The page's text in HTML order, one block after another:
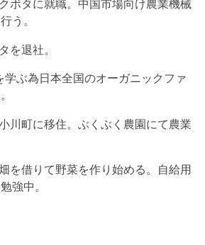
ボタに就職。中国市場向け農業機械
う。
を退社。
学ぶ為日本全国のオーガニックファ
川町に移住。ぶくぶく農園にて農業
を借りて野菜を作り始める。自給用
強中。